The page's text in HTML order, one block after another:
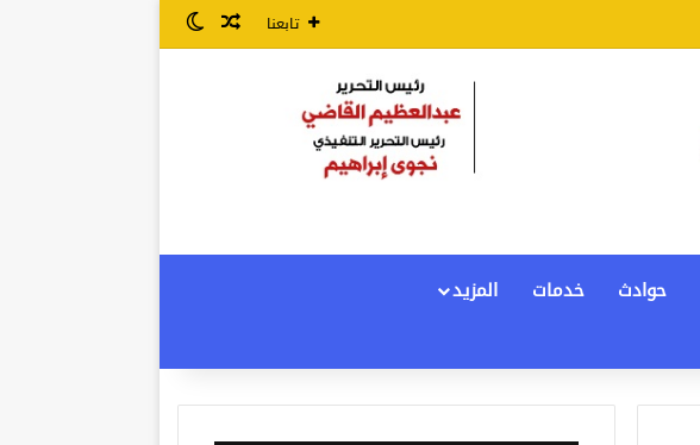
تابعنا مقال عشوائي
الوضع المظلم
حوادث خدمات
المزيد